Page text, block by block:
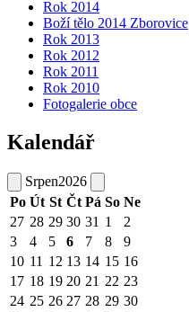
Rok 2014
Boží tělo 2014 Zborovice
Rok 2013
Rok 2012
Rok 2011
Rok 2010
Fotogalerie obce
Kalendář
Srpen2026
Po Út St Čt Pá So Ne
27 28 29 30 31 1
2
3
4 5 6 7 8
9
10 11 12 13 14 15 16
17 18 19 20 21 22 23
24 25 26 27 28 29 30